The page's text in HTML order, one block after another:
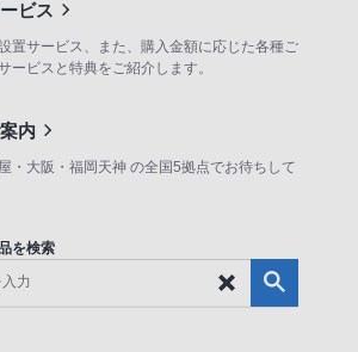
ビス
置サービス、また、購入金額に応じた各種ご
ービスと特典をご紹介します。
内
・大阪・福岡天神 の全国5拠点でお待ちして
を検索